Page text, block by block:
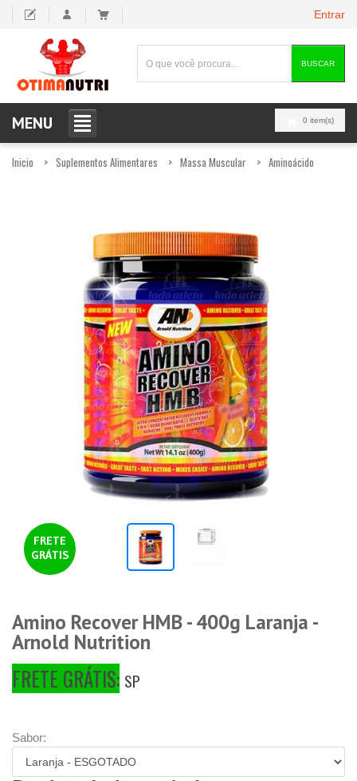
Entrar
BUSCAR
0 item(s)
MENU
Inicio Suplementos Alimentares Massa Muscular Aminoácido
FRETE
GRÁTIS
Amino Recover HMB - 400g Laranja -
Arnold Nutrition
FRETE GRÁTIS: SP
Sabor: